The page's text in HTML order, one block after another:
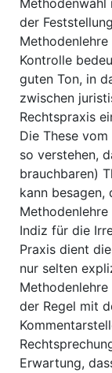
Methodenwahl
der
Kontrolle
guten Ton, in
zwischen
Rechtspraxis
Die These
so verstehen,
brauchbaren)
kann besagen,
Indiz für die
Praxis dient
nur selten
der Regel mit
Erwartung,